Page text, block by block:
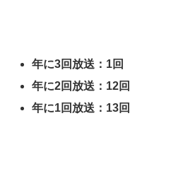
年に3回放送：1回
年に2回放送：12回
年に1回放送：13回